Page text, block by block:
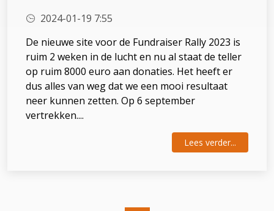
2024-01-19 7:55
De nieuwe site voor de Fundraiser Rally 2023 is
ruim 2 weken in de lucht en nu al staat de teller
op ruim 8000 euro aan donaties. Het heeft er
dus alles van weg dat we een mooi resultaat
neer kunnen zetten. Op 6 september
vertrekken....
Lees verder...